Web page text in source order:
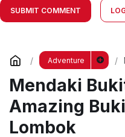
SUBMIT COMMENT
Adventure
Mendaki
Amazing
Lombok